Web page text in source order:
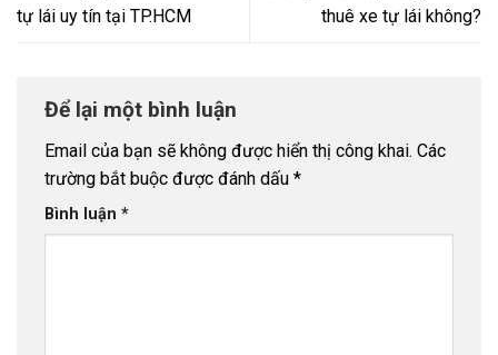
tự lái uy tín tại TP.HCM
thuê xe tự lái không?
Để lại một bình luận
Email của bạn sẽ không được hiển thị công khai. Các
trường bắt buộc được đánh dấu *
Bình luận *